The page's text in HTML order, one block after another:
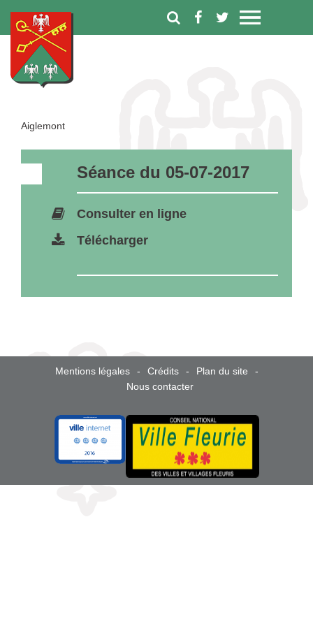
Aiglemont
Séance du 05-07-2017
Consulter en ligne
Télécharger
Mentions légales Crédits
Plan du site
Nous contacter